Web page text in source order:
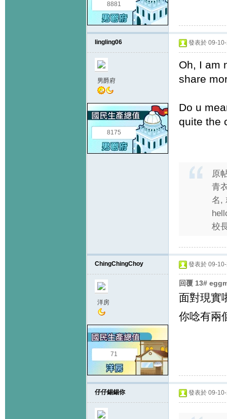
8881
lingling06
男爵府
8175
發表於 09-
Oh, I am
share
Do u
quite the
原
青
名,
校
ChingChingChoy
洋房
71
發表於 09-
回覆 13#
面對現實
你唸有兩
仔仔錫錫你 發表於 09-